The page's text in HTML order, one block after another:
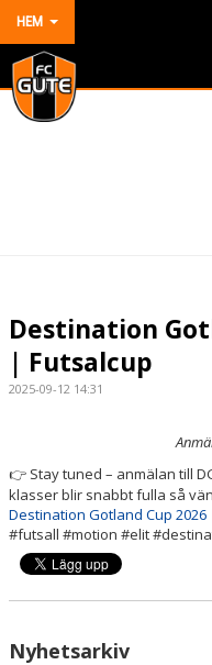
HEM
HEM
DOKUMENT
VÅRA LAG/TRÄNARE
BILDGALLERI
Destination
| Futsalcup
2025-09-12 14:31
👉 Stay tuned – anmälan till
klasser blir snabbt fulla så
Destination Gotland Cup 2026
#futsall #motion #elit
Nyhetsarkiv